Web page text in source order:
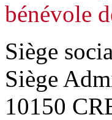
bénévole
Siège
Siège
10150